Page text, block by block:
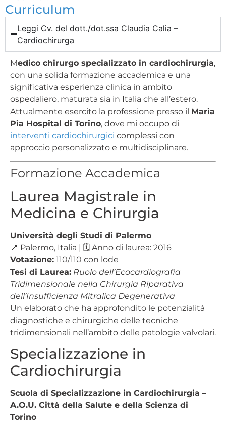
Curriculum
Leggi Cv. del dott./dot.ssa Claudia Calia –
Cardiochirurga
Medico chirurgo specializzato in cardiochirurgia,
con una solida formazione accademica e una
significativa esperienza clinica in ambito
ospedaliero, maturata sia in Italia che all’estero.
Attualmente esercito la professione presso il Maria
Pia Hospital di Torino, dove mi occupo di
interventi cardiochirurgici complessi con
approccio personalizzato e multidisciplinare.
Formazione Accademica
Laurea Magistrale in
Medicina e Chirurgia
Università degli Studi di Palermo
📍 Palermo, Italia | 🗓️ Anno di laurea: 2016
Votazione: 110/110 con lode
Tesi di Laurea: Ruolo dell’Ecocardiografia
Tridimensionale nella Chirurgia Riparativa
dell’Insufficienza Mitralica Degenerativa
Un elaborato che ha approfondito le potenzialità
diagnostiche e chirurgiche delle tecniche
tridimensionali nell’ambito delle patologie valvolari.
Specializzazione in
Cardiochirurgia
Scuola di Specializzazione in Cardiochirurgia –
A.O.U. Città della Salute e della Scienza di
Torino